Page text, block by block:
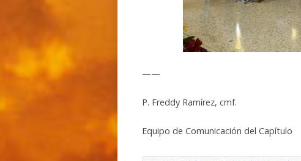
——
P. Freddy Ramírez, cmf.
Equipo de Comunicación del Capítulo